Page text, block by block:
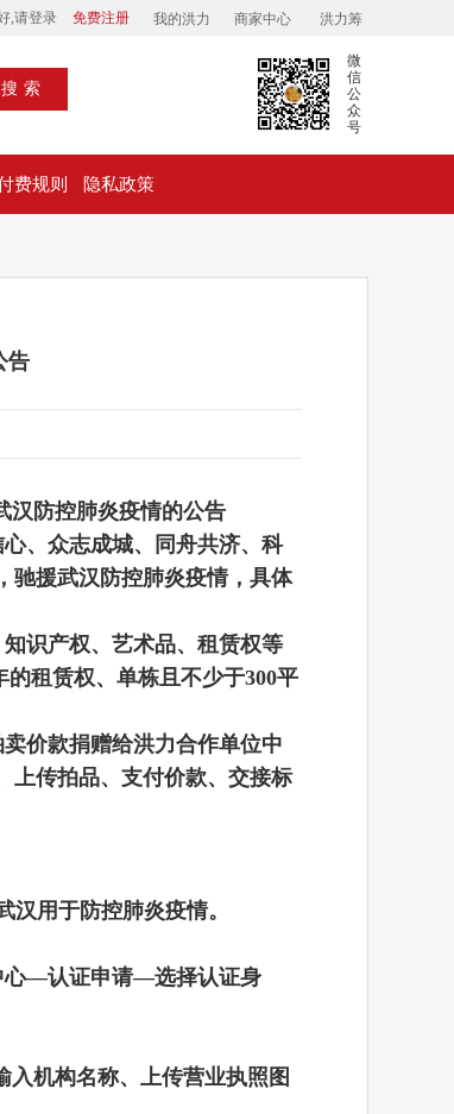
,请登录 免费注册 我的洪力 商家中心 洪力筹
搜索
微
信
公
众
号
费规则 隐私政策
告
汉防控肺炎疫情的公告
、众志成城、同舟共济、科
驰援武汉防控肺炎疫情，具体
识产权、艺术品、租赁权等
租赁权、单栋且不少于300平
价款捐赠给洪力合作单位中
上传拍品、支付价款、交接标
用于防控肺炎疫情。
—认证申请—选择认证身
机构名称、上传营业执照图